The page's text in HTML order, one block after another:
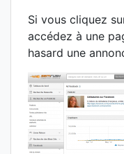
Si vous cliquez
accédez à une
hasard une